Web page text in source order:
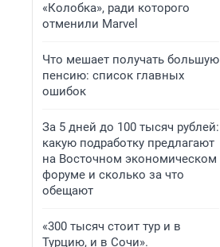
«Колобка», ради которого
отменили Marvel
Что мешает получать большую
пенсию: список главных
ошибок
За 5 дней до 100 тысяч рублей:
какую подработку предлагают
на Восточном экономическом
форуме и сколько за что
обещают
«300 тысяч стоит тур и в
Турцию, и в Сочи».